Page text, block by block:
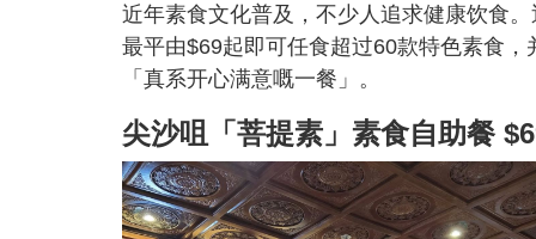
近年素食文化普及，不少人追求健康饮食
最平由$69起即可任食超过60款特色素食
「真系开心满意嘅一餐」。
尖沙咀「菩提素」素食自助餐